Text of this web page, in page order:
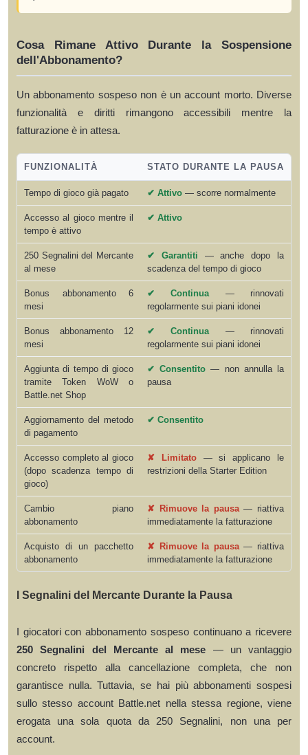
Cosa Rimane Attivo Durante la Sospensione
dell'Abbonamento?
Un abbonamento sospeso non è un account morto. Diverse
funzionalità e diritti rimangono accessibili mentre la
fatturazione è in attesa.
FUNZIONALITÀ STATO DURANTE LA PAUSA
Tempo di gioco già pagato ✔ Attivo — scorre normalmente
Accesso al gioco mentre il
tempo è attivo
✔ Attivo
250 Segnalini del Mercante
al mese
✔ Garantiti — anche dopo la
scadenza del tempo di gioco
Bonus abbonamento 6
mesi
✔ Continua — rinnovati
regolarmente sui piani idonei
Bonus abbonamento 12
mesi
✔ Continua — rinnovati
regolarmente sui piani idonei
Aggiunta di tempo di gioco
tramite Token WoW o
Battle.net Shop
✔ Consentito — non annulla la
pausa
Aggiornamento del metodo
di pagamento
✔ Consentito
Accesso completo al gioco
(dopo scadenza tempo di
gioco)
✘ Limitato— si applicano le
restrizioni della Starter Edition
Cambio piano
abbonamento
✘ Rimuove la pausa— riattiva
immediatamente la fatturazione
Acquisto di un pacchetto
abbonamento
✘ Rimuove la pausa— riattiva
immediatamente la fatturazione
I Segnalini del Mercante Durante la Pausa
I giocatori con abbonamento sospeso continuano a ricevere
250 Segnalini del Mercante al mese — un vantaggio
concreto rispetto alla cancellazione completa, che non
garantisce nulla. Tuttavia, se hai più abbonamenti sospesi
sullo stesso account Battle.net nella stessa regione, viene
erogata una sola quota da 250 Segnalini, non una per
account.